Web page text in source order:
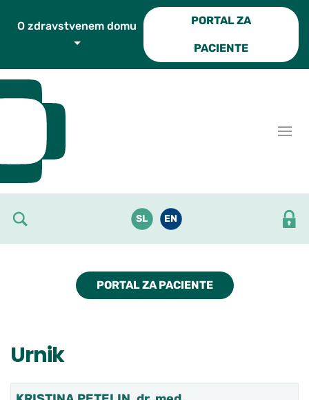
PORTAL ZA
PACIENTE
SL EN
PORTAL ZA PACIENTE
Urnik